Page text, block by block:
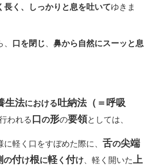
長く、しっかりと息を吐いてゆきま
口を閉じ
鼻から自然にスーッと息
生法における 吐納法（＝呼吸
われる 口 の形の要領としては、
に軽く口をすぼめた際に、 舌の尖端
の付け根に軽く 付け、軽く開いた
上